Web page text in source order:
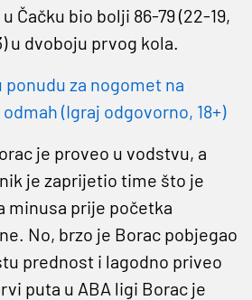
Čačku bio bolji 86-79 (22-19,
u dvoboju prvog kola.
za nogomet na
(Igraj odgovorno, 18+)
je proveo u vodstvu, a
je zaprijetio time što je
minusa prije početka
No, brzo je Borac pobjegao
prednost i lagodno priveo
puta u ABA ligi Borac je